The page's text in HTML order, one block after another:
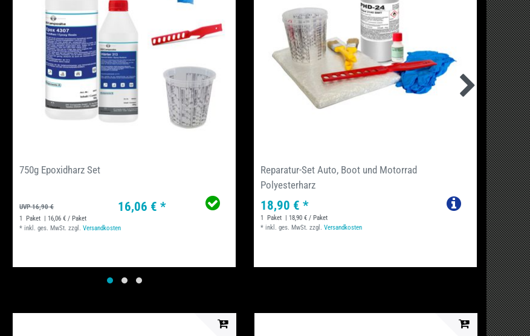
750g Epoxidharz Set
UVP 16,90 € 16,06 € *
1 Paket
| 16,06 € / Paket
*inkl. ges. MwSt. zzgl.Versandkosten
Reparatur-Set Auto, Boot und Motorrad
Polyesterharz
18,90 € *
1 Paket
| 18,90 € / Paket
*inkl. ges. MwSt. zzgl.Versandkosten
750g
-
1 Paket |
*inkl.